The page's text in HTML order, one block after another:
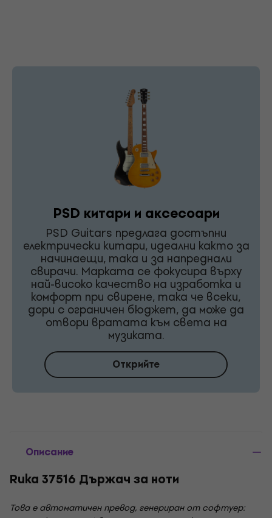
PSD китари и аксесоари
PSD Guitars предлага достъпни
електрически китари, идеални както за
начинаещи, така и за напреднали
свирачи. Марката се фокусира върху
най-високо качество на изработка и
комфорт при свирене, така че всеки,
дори с ограничен бюджет, да може да
отвори вратата към света на
музиката.
Открийте
Описание
Ruka 37516 Държач за ноти
Това е автоматичен превод, генериран от софтуер: